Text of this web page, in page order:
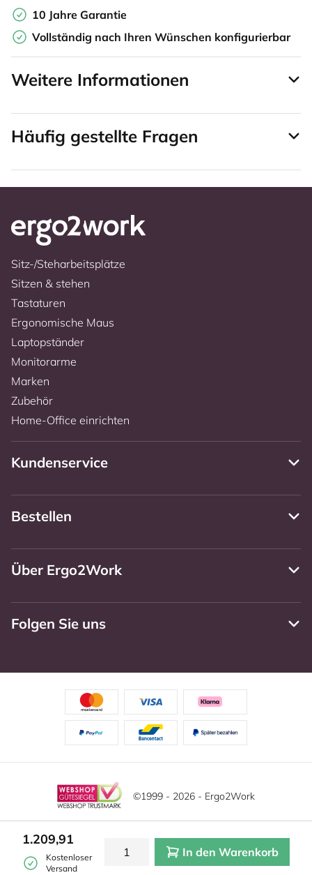
10 Jahre Garantie
Vollständig nach Ihren Wünschen konfigurierbar
1.209,91
Kostenloser
Versand
In den Warenkorb
Weitere Informationen
Häufig gestellte Fragen
Sitz-/Steharbeitsplätze
Sitzen & stehen
Tastaturen
Ergonomische Maus
Laptopständer
Monitorarme
Marken
Zubehör
Home-Office einrichten
Kundenservice
Bestellen
Über Ergo2Work
Folgen Sie uns
©1999 - 2026 - Ergo2Work
Haftungsausschluss
Allgemeine Geschäftsbedingungen
Cookie-Einstellungen
Diese Website verwendet Cookies. Lesen Sie unsere
Datenschutzerklärung für weitere Informationen.Mehr
|Verstecken